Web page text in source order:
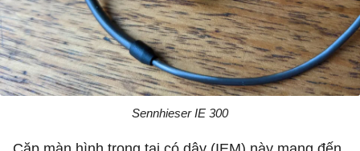
Sennhieser IE 300